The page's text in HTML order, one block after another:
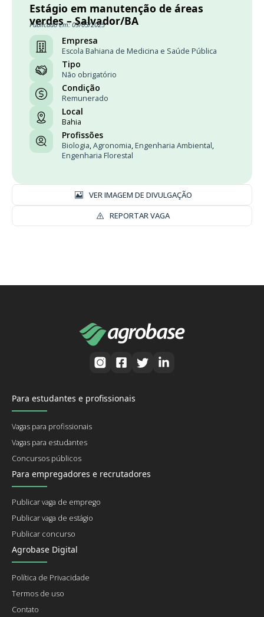
Estágio em manutenção de áreas
verdes – Salvador/BA
Publicado em: 09/05/2025
Empresa
Escola Bahiana de Medicina e Saúde Pública
Tipo
Não obrigatório
Condição
Remunerado
Local
Bahia
Profissões
Biologia,Agronomia, Engenharia Ambiental,
Engenharia Florestal
VER IMAGEM DE DIVULGAÇÃO
REPORTAR VAGA
Para estudantes e profissionais
Vagas para profissionais
Vagas para estudantes
Concursos públicos
Para empregadores e recrutadores
Publicar vaga de emprego
Publicar vaga de estágio
Publicar concurso
Agrobase Digital
Política de Privacidade
Termos de uso
Contato